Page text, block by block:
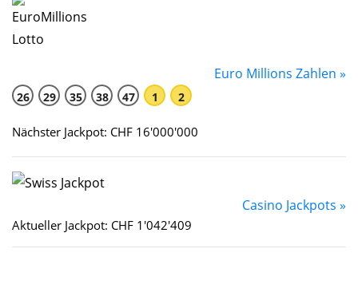
Euro Millions Zahlen »
26 29 35 38 47 1 2
Nächster Jackpot: CHF 16'000'000
Casino Jackpots »
Aktueller Jackpot: CHF 1'042'409